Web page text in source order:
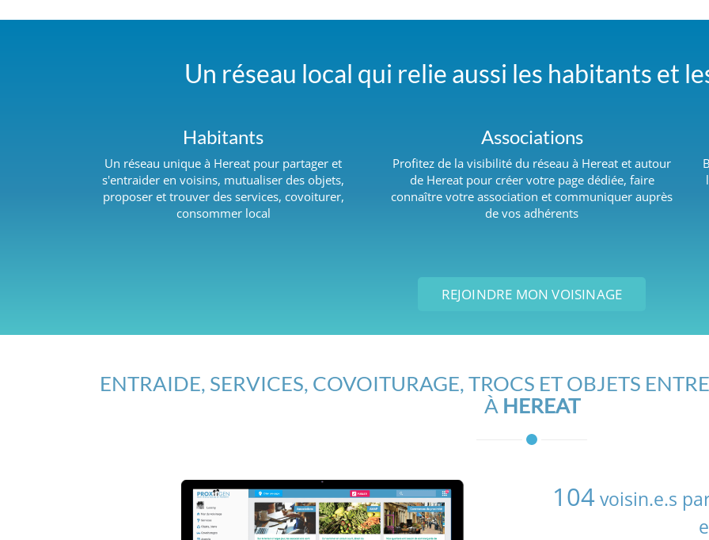
Un réseau local qui relie aussi les habitants et
Habitants
Un réseau unique à Hereat pour partager et
s'entraider en voisins, mutualiser des objets,
proposer et trouver des services, covoiturer,
consommer local
Associations
Profitez de la visibilité du réseau à Hereat et autour
de Hereat pour créer votre page dédiée, faire
connaître votre association et communiquer auprès
de vos adhérents
REJOINDRE MON VOISINAGE
ENTRAIDE, SERVICES, COVOITURAGE, TROCS ET OBJETS
À HEREAT
104voisin.e.s